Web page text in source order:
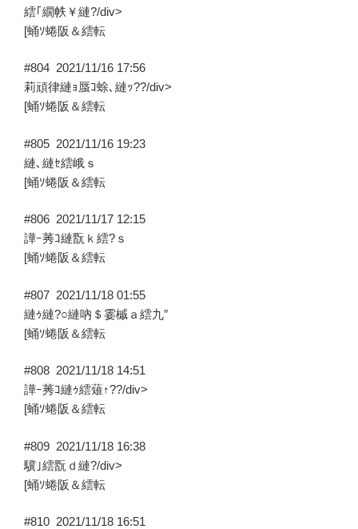
繧｢繝帙￥縺?/div>
[蛹ｿ蜷阪＆繧転
#804 2021/11/16 17:56
莉頑律縺ｮ蜃ｺ蜍､縺ｯ??/div>
[蛹ｿ蜷阪＆繧転
#805 2021/11/16 19:23
縺､縺ｾ繧峨ｓ
[蛹ｿ蜷阪＆繧転
#806 2021/11/17 12:15
譁ｰ莠ｺ縺翫ｋ繧?ｓ
[蛹ｿ蜷阪＆繧転
#807 2021/11/18 01:55
縺ｩ縺?○縺吶＄霎槭ａ繧九″
[蛹ｿ蜷阪＆繧転
#808 2021/11/18 14:51
譁ｰ莠ｺ縺ｩ繧薙↑??/div>
[蛹ｿ蜷阪＆繧転
#809 2021/11/18 16:38
驥｣繧翫ｄ縺?/div>
[蛹ｿ蜷阪＆繧転
#810 2021/11/18 16:51